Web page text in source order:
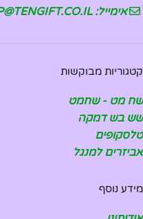
אימייל: SHOP@TENGIFT.CO.IL
קטגוריות מבוקשות
שח מט - שחמט
שש בש דמקה
טלסקופים
אביזרים למנגל
מידע נוסף